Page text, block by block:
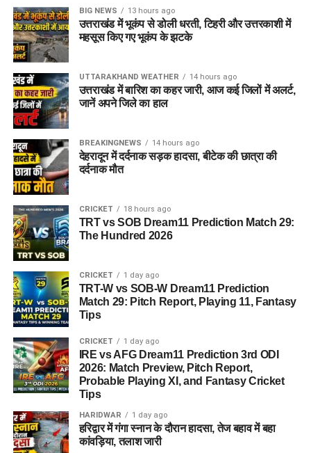
BIG NEWS 13 hours ago
उत्तराखंड में भूकंप से डोली धरती, टिहरी और उत्तरकाशी में
महसूस किए गए भूकंप के झटके
UTTARAKHAND WEATHER 14 hours ago
उत्तराखंड में बारिश का कहर जारी, आज कई जिलों में अलर्ट,
जानें अपने जिले का हाल
BREAKINGNEWS 14 hours ago
देहरादून में दर्दनाक सड़क हादसा, बीटेक की छात्रा की
दर्दनाक मौत
CRICKET 18 hours ago
TRT vs SOB Dream11 Prediction Match 29:
The Hundred 2026
CRICKET 1 day ago
TRT-W vs SOB-W Dream11 Prediction
Match 29: Pitch Report, Playing 11, Fantasy
Tips
CRICKET 1 day ago
IRE vs AFG Dream11 Prediction 3rd ODI
2026: Match Preview, Pitch Report,
Probable Playing XI, and Fantasy Cricket
Tips
HARIDWAR 1 day ago
हरिद्वार में गंगा स्नान के दौरान हादसा, तेज बहाव में बहा
कांवड़िया, तलाश जारी